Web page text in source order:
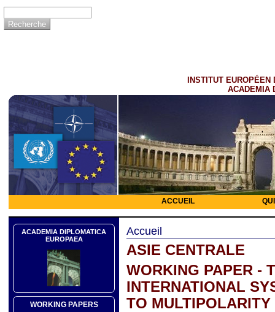
INSTITUT EUROPÉEN
ACADEMIA
ACCUEIL
ACADEMIA DIPLOMATICA
EUROPAEA
WORKING PAPERS
Accueil
ASIE CENTRALE
WORKING PAPER -
INTERNATIONAL
TO MULTIPOLARITY